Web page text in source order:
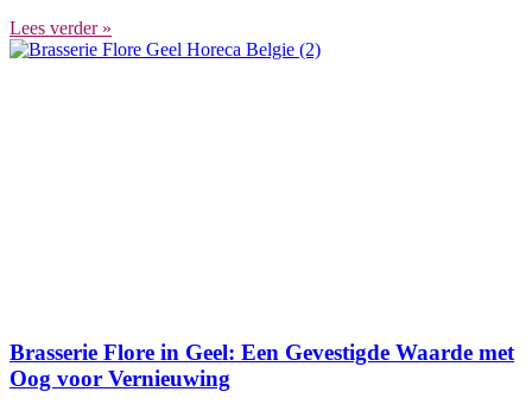
Lees verder »
Brasserie Flore in Geel: Een Gevestigde Waarde met
Oog voor Vernieuwing